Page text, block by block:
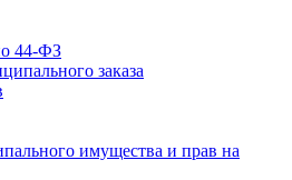
44-ФЗ
заказа
имущества и прав на